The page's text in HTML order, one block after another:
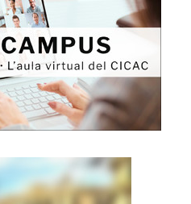
l
a
c
o
n
s
s
a